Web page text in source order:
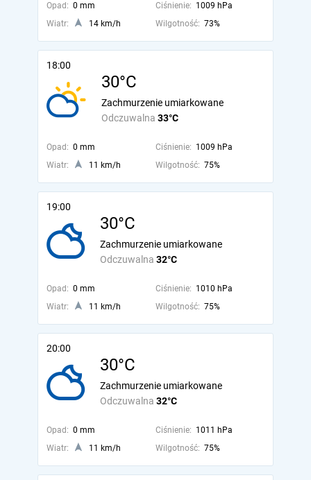
Opad: 0 mm Ciśnienie: 1009 hPa
Wiatr:
14 km/h Wilgotność: 73%
18:00
30°C
Odczuwalna 33°C
Zachmurzenie umiarkowane
Opad: 0 mm Ciśnienie: 1009 hPa
Wiatr:
11 km/h Wilgotność: 75%
19:00
30°C
Odczuwalna 32°C
Zachmurzenie umiarkowane
Opad: 0 mm Ciśnienie: 1010 hPa
Wiatr:
11 km/h Wilgotność: 75%
20:00
30°C
Odczuwalna 32°C
Zachmurzenie umiarkowane
Opad: 0 mm Ciśnienie: 1011 hPa
Wiatr:
11 km/h Wilgotność: 75%